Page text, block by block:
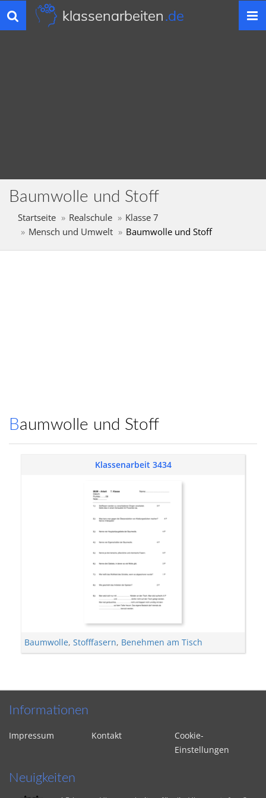
Toggle
navigation
klassenarbeiten.de
Baumwolle und Stoff
Startseite Realschule
Klasse 7
Mensch und Umwelt
Baumwolle und Stoff
Baumwolle und Stoff
Klassenarbeit 3434
Baumwolle, Stofffasern, Benehmen am Tisch
Informationen
Impressum Kontakt
Cookie-
Einstellungen
Neuigkeiten